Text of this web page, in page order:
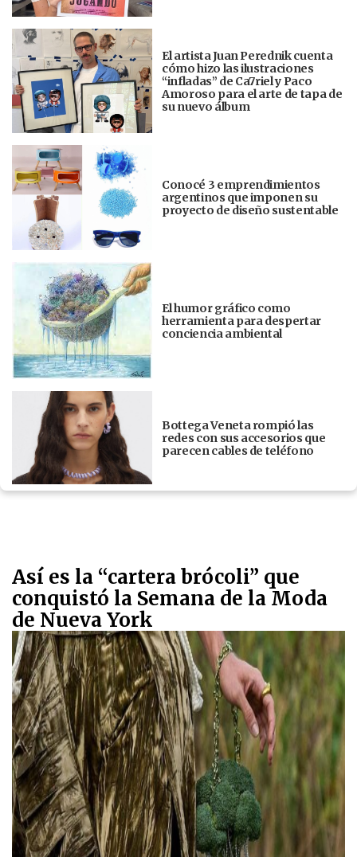
El artista Juan Perednik cuenta
cómo hizo las ilustraciones
“infladas” de Ca7riel y Paco
Amoroso para el arte de tapa de
su nuevo álbum
Conocé 3 emprendimientos
argentinos que imponen su
proyecto de diseño sustentable
El humor gráfico como
herramienta para despertar
conciencia ambiental
Bottega Veneta rompió las
redes con sus accesorios que
parecen cables de teléfono
Así es la “cartera brócoli” que
conquistó la Semana de la Moda
de Nueva York